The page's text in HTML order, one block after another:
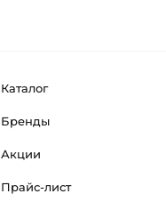
Каталог
Бренды
Акции
Прайс-лист